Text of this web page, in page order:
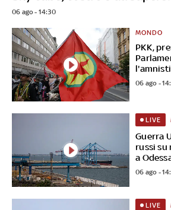
06 ago - 14:30
PKK,
MONDO
06 ago -
Guerra
russi su
a
LIVE
06 ago -
LIVE